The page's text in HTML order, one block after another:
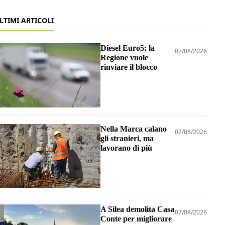
ARTICOLI
Diesel Euro5: la
Regione vuole
rinviare il blocco
07/08/2026
Nella Marca calano
gli stranieri, ma
lavorano di più
07/08/2026
A Silea demolita Casa
Conte per migliorare
07/08/2026